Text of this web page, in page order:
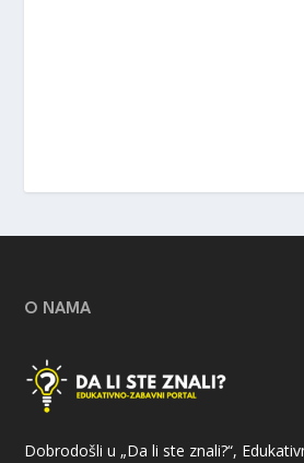
O NAMA
Dobrodošli u „Da li ste znali?“,